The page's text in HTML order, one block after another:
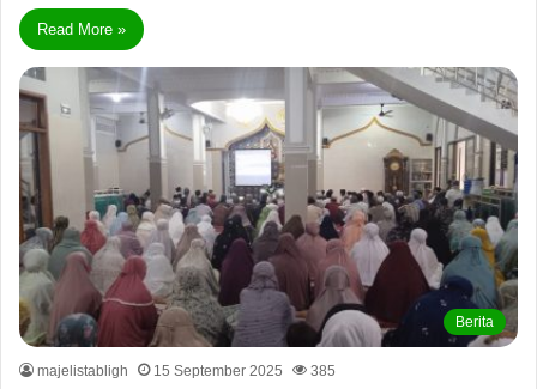
Read More »
Berita
majelistabligh 15 September 2025 385